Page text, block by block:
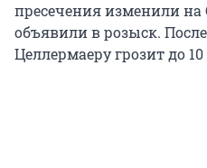
пресечения изменили
объявили в розыск.
Целлермаеру грозит до